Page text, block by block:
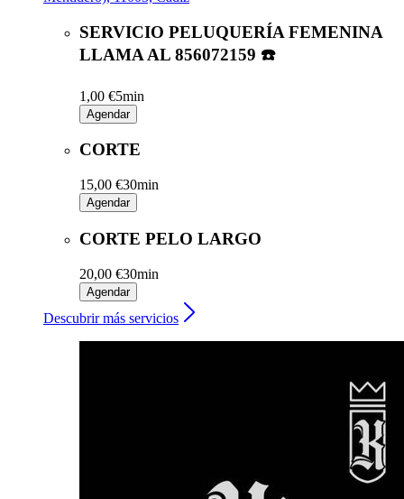
SERVICIO PELUQUERÍA FEMENINA
LLAMA AL 856072159 ☎️
1,00 €5min
Agendar
CORTE
15,00 €30min
Agendar
CORTE PELO LARGO
20,00 €30min
Agendar
Descubrir más servicios